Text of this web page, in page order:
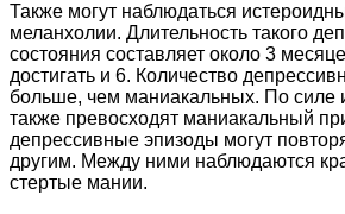
Также могут наблюдаться
меланхолии. Длительность такого
состояния составляет около 3
достигать и 6. Количество
больше, чем маниакальных. По силе
также превосходят маниакальный
депрессивные эпизоды могут
другим. Между ними наблюдаются
стертые мании.